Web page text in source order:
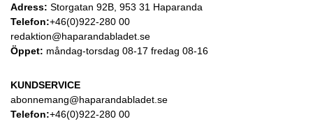
Adress: Storgatan 92B, 953 31 Haparanda
Telefon:+46(0)922-280 00
redaktion@haparandabladet.se
Öppet: måndag-torsdag 08-17 fredag 08-16
KUNDSERVICE
abonnemang@haparandabladet.se
Telefon:+46(0)922-280 00